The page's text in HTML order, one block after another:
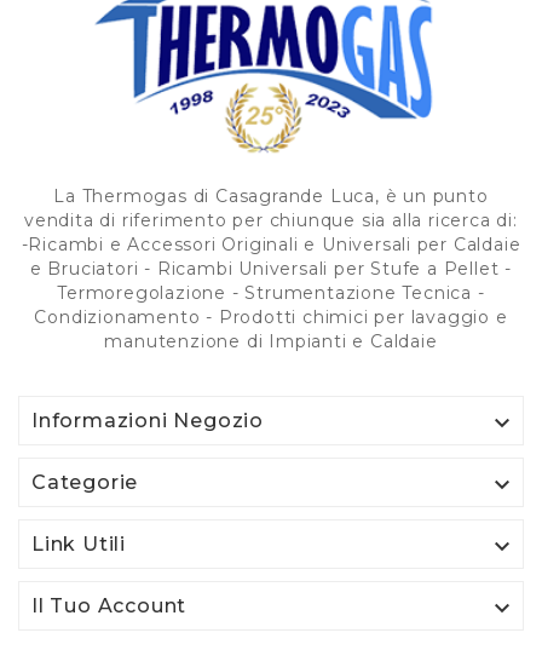
La Thermogas di Casagrande Luca, è un punto
vendita di riferimento per chiunque sia alla ricerca di:
-Ricambi e Accessori Originali e Universali per Caldaie
e Bruciatori - Ricambi Universali per Stufe a Pellet -
Termoregolazione - Strumentazione Tecnica -
Condizionamento - Prodotti chimici per lavaggio e
manutenzione di Impianti e Caldaie
Informazioni Negozio 
Categorie 
Link Utili 
Il Tuo Account 